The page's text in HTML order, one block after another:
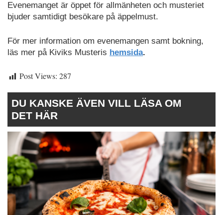
Evenemanget är öppet för allmänheten och musteriet
bjuder samtidigt besökare på äppelmust.
För mer information om evenemangen samt bokning,
läs mer på Kiviks Musteris hemsida.
Post Views: 287
DU KANSKE ÄVEN VILL LÄSA OM
DET HÄR